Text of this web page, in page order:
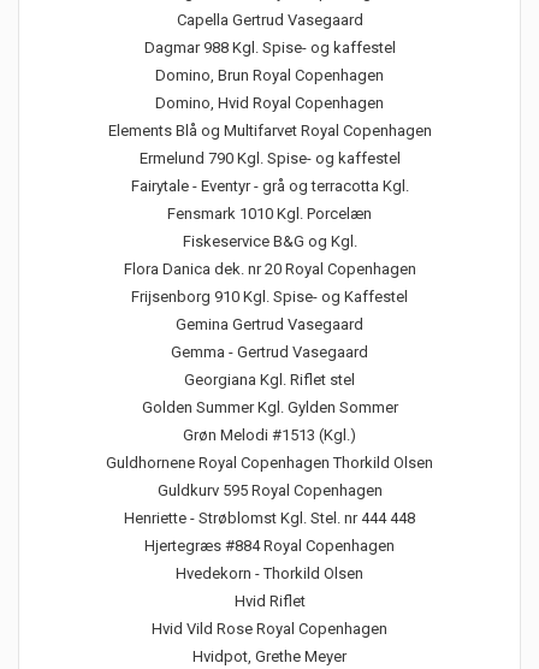
Capella Gertrud Vasegaard
Dagmar 988 Kgl. Spise- og kaffestel
Domino, Brun Royal Copenhagen
Domino, Hvid Royal Copenhagen
Elements Blå og Multifarvet Royal Copenhagen
Ermelund 790 Kgl. Spise- og kaffestel
Fairytale - Eventyr - grå og terracotta Kgl.
Fensmark 1010 Kgl. Porcelæn
Fiskeservice B&G og Kgl.
Flora Danica dek. nr 20 Royal Copenhagen
Frijsenborg 910 Kgl. Spise- og Kaffestel
Gemina Gertrud Vasegaard
Gemma - Gertrud Vasegaard
Georgiana Kgl. Riflet stel
Golden Summer Kgl. Gylden Sommer
Grøn Melodi #1513 (Kgl.)
Guldhornene Royal Copenhagen Thorkild Olsen
Guldkurv 595 Royal Copenhagen
Henriette - Strøblomst Kgl. Stel. nr 444 448
Hjertegræs #884 Royal Copenhagen
Hvedekorn - Thorkild Olsen
Hvid Riflet
Hvid Vild Rose Royal Copenhagen
Hvidpot, Grethe Meyer